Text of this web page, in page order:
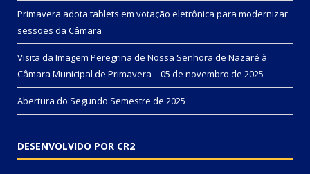
Primavera adota tablets em votação eletrônica para modernizar
sessões da Câmara
Visita da Imagem Peregrina de Nossa Senhora de Nazaré à
Câmara Municipal de Primavera – 05 de novembro de 2025
Abertura do Segundo Semestre de 2025
DESENVOLVIDO POR CR2